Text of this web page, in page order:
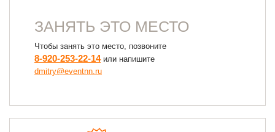
ЗАНЯТЬ ЭТО МЕСТО
Чтобы занять это место, позвоните
8-920-253-22-14или напишите
dmitry@eventnn.ru